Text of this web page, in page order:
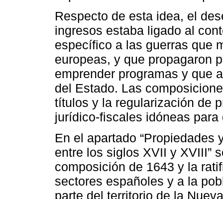
Respecto de esta idea, el
ingresos estaba ligado al
específico a las guerras que
europeas, y que propagaron
emprender programas y que
del Estado. Las
títulos y la regularización de
jurídico-fiscales idóneas
En el apartado
entre los siglos XVII y XVIII”
composición de 1643 y la
sectores españoles y a la
parte del territorio de la